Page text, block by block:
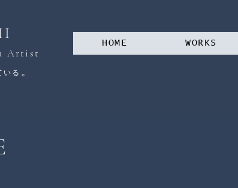
Artist
いる 。
HOME WORKS